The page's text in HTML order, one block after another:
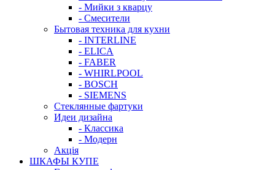
- Мийки з кварцу
- Смесители
Бытовая техника для кухни
- INTERLINE
- ELICA
- FABER
- WHIRLPOOL
- BOSCH
- SIEMENS
Стеклянные фартуки
Идеи дизайна
- Класcика
- Модерн
Акція
ШКАФЫ КУПЕ